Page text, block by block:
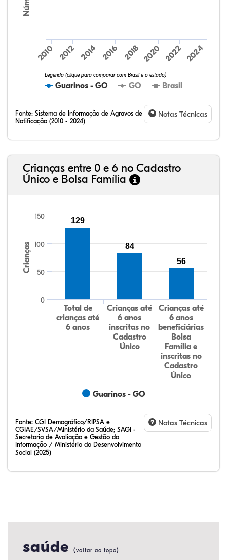
Guarinos - GO GO Brasil
Legenda (clique para comparar com Brasil e o estado)
2010 2012 2014 2016 2018 2020 2022 2024
Fonte: Sistema de Informação de Agravos de
Notificação (2010 - 2024)
Notas Técnicas
Crianças entre 0 e 6 no Cadastro
Único e Bolsa Família
Crianças
Guarinos - GO
Total de
crianças até
6 anos
Crianças até
6 anos
inscritas no
Cadastro
Único
Crianças até
6 anos
beneficiárias
Bolsa
Família e
inscritas no
Cadastro
Único
0
50
100
150 129
84
56
Fonte: CGI Demográfico/RIPSA e
CGIAE/SVSA/Ministério da Saúde; SAGI -
Secretaria de Avaliação e Gestão da
Informação / Ministério do Desenvolvimento
Social (2025)
Notas Técnicas
saúde (voltar ao topo)